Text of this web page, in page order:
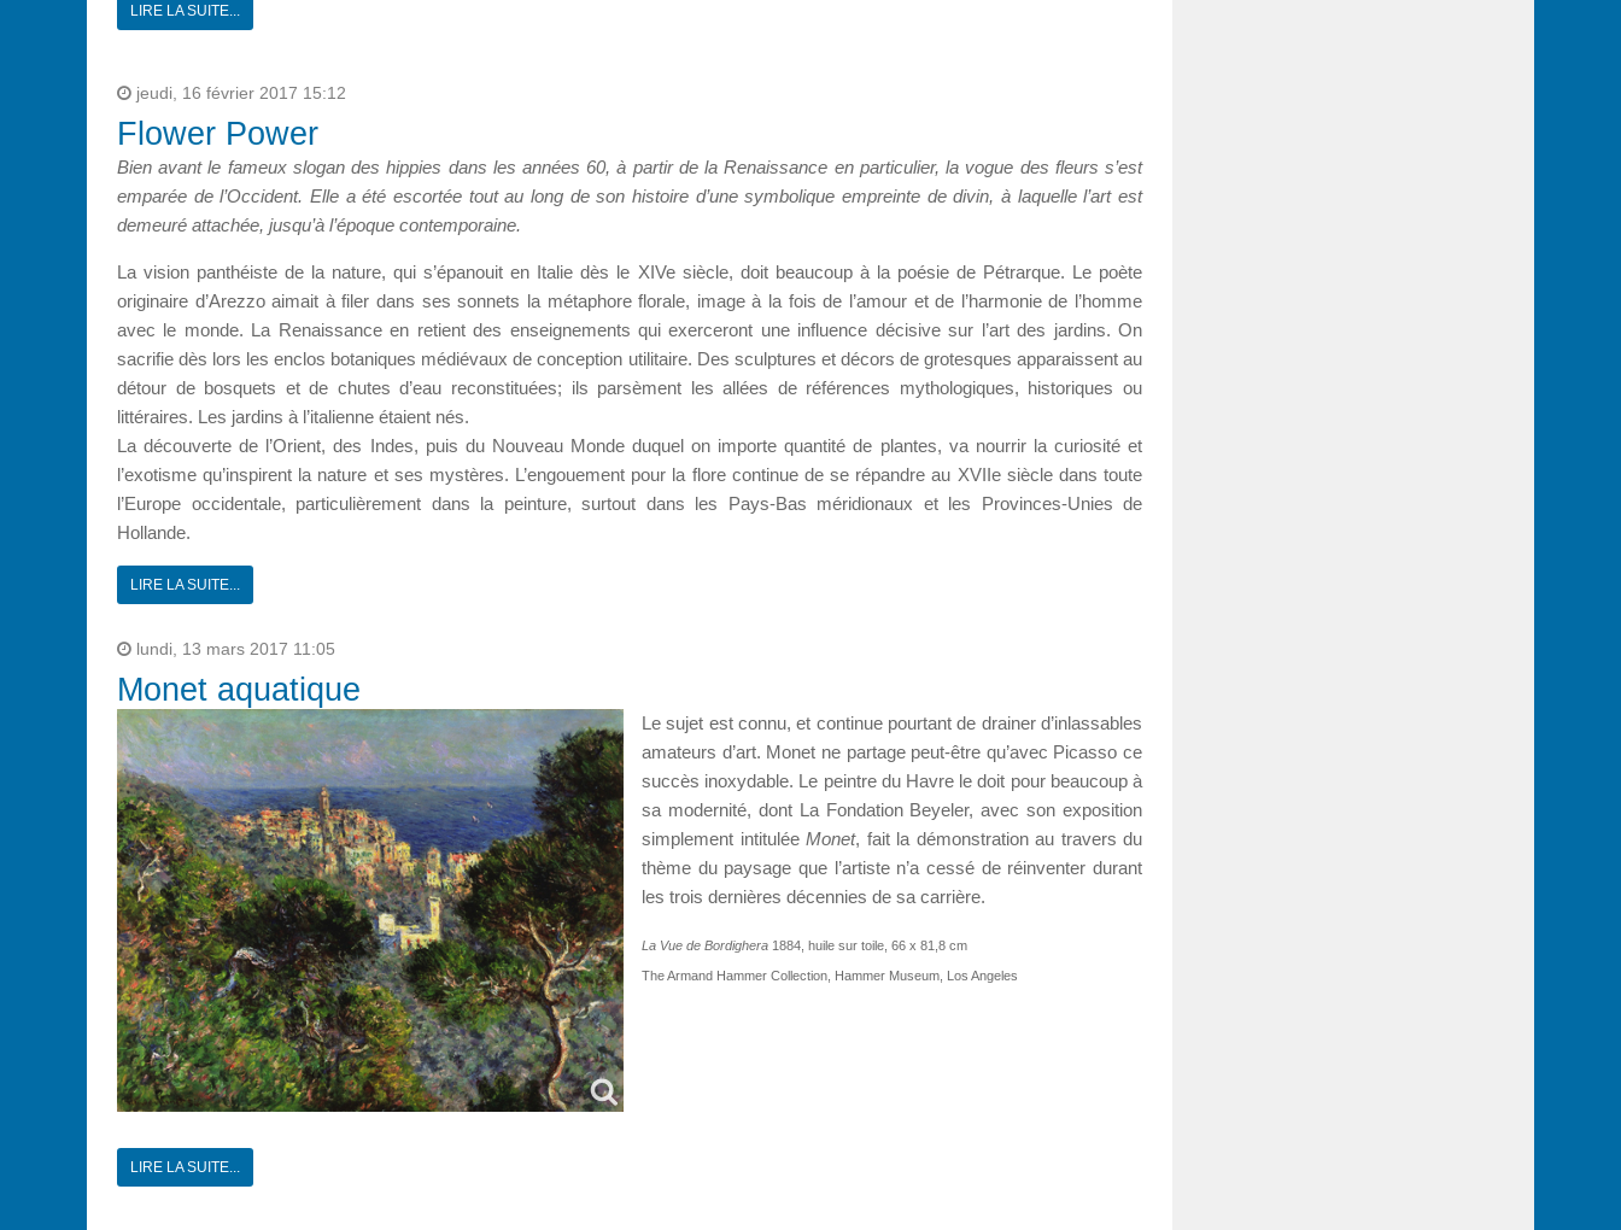
LIRE LA SUITE...
jeudi, 16 février 2017 15:12
Flower Power
Bien avant le fameux slogan des hippies dans les années 60, à partir de la Renaissance en particulier, la vogue des fleurs s’est
emparée de l’Occident. Elle a été escortée tout au long de son histoire d’une symbolique empreinte de divin, à laquelle l’art est
demeuré attachée, jusqu’à l’époque contemporaine.
La vision panthéiste de la nature, qui s’épanouit en Italie dès le XIVe siècle, doit beaucoup à la poésie de Pétrarque. Le poète
originaire d’Arezzo aimait à filer dans ses sonnets la métaphore florale, image à la fois de l’amour et de l’harmonie de l’homme
avec le monde. La Renaissance en retient des enseignements qui exerceront une influence décisive sur l’art des jardins. On
sacrifie dès lors les enclos botaniques médiévaux de conception utilitaire. Des sculptures et décors de grotesques apparaissent au
détour de bosquets et de chutes d’eau reconstituées; ils parsèment les allées de références mythologiques, historiques ou
littéraires. Les jardins à l’italienne étaient nés.
La découverte de l’Orient, des Indes, puis du Nouveau Monde duquel on importe quantité de plantes, va nourrir la curiosité et
l’exotisme qu’inspirent la nature et ses mystères. L’engouement pour la flore continue de se répandre au XVIIe siècle dans toute
l’Europe occidentale, particulièrement dans la peinture, surtout dans les Pays-Bas méridionaux et les Provinces-Unies de
Hollande.
LIRE LA SUITE...
lundi, 13 mars 2017 11:05
Monet aquatique
Le sujet est connu, et continue pourtant de drainer d’inlassables
amateurs d’art. Monet ne partage peut-être qu’avec Picasso ce
succès inoxydable. Le peintre du Havre le doit pour beaucoup à
sa modernité, dont La Fondation Beyeler, avec son exposition
simplement intitulée Monet, fait la démonstration au travers du
thème du paysage que l’artiste n’a cessé de réinventer durant
les trois dernières décennies de sa carrière.
La Vue de Bordighera 1884, huile sur toile, 66 x 81,8 cm
The Armand Hammer Collection, Hammer Museum, Los Angeles
LIRE LA SUITE...